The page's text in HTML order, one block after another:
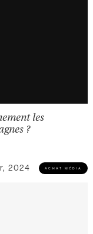
les
?